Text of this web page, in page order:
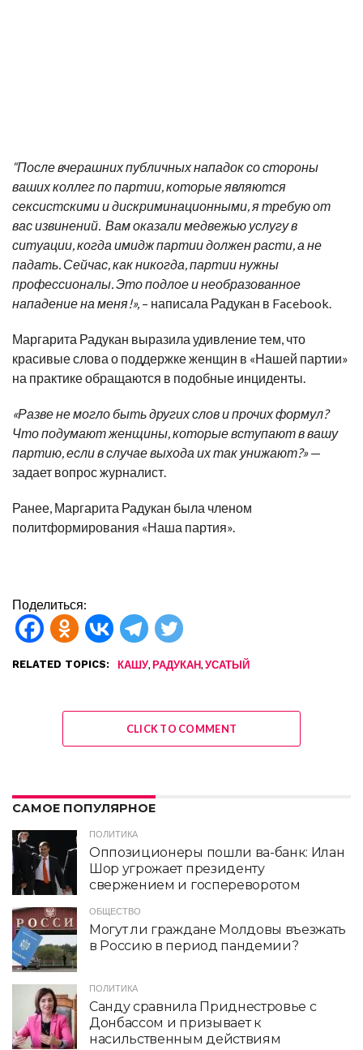
“После вчерашних публичных нападок со стороны
ваших коллег по партии, которые являются
сексистскими и дискриминационными, я требую от
вас извинений. Вам оказали медвежью услугу в
ситуации, когда имидж партии должен расти, а не
падать. Сейчас, как никогда, партии нужны
профессионалы. Это подлое и необразованное
нападение на меня!», – написала Радукан в Facebook.
Маргарита Радукан выразила удивление тем, что
красивые слова о поддержке женщин в «Нашей партии»
на практике обращаются в подобные инциденты.
«Разве не могло быть других слов и прочих формул?
Что подумают женщины, которые вступают в вашу
партию, если в случае выхода их так унижают?»—
задает вопрос журналист.
Ранее, Маргарита Радукан была членом
политформирования «Наша партия».
Поделиться:
RELATED TOPICS: КАШУ, РАДУКАН, УСАТЫЙ
CLICK TO COMMENT
САМОЕ ПОПУЛЯРНОЕ
ПОЛИТИКА
Оппозиционеры пошли ва-банк: Илан
Шор угрожает президенту
свержением и госпереворотом
ОБЩЕСТВО
Могут ли граждане Молдовы въезжать
в Россию в период пандемии?
ПОЛИТИКА
Санду сравнила Приднестровье с
Донбассом и призывает к
насильственным действиям